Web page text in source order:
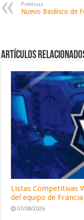
Previous
Nuevo Basilisco de
Artículos
Listas Competitivas
del equipo de
07/08/2026